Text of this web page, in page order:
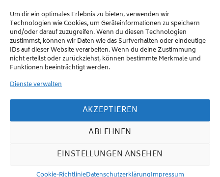
Um dir ein optimales Erlebnis zu bieten, verwenden wir
Technologien wie Cookies, um Geräteinformationen zu speichern
und/oder darauf zuzugreifen. Wenn du diesen Technologien
zustimmst, können wir Daten wie das Surfverhalten oder eindeutige
IDs auf dieser Website verarbeiten. Wenn du deine Zustimmung
nicht erteilst oder zurückziehst, können bestimmte Merkmale und
Funktionen beeinträchtigt werden.
Dienste verwalten
AKZEPTIEREN
ABLEHNEN
EINSTELLUNGEN ANSEHEN
Februar 2021
Dezember 2020
Juli 2020
Mai 2020
April 2020
IMPRESSUM DATENSCHUTZERKLÄRUNG
© 2020 polyband Medien GmbH.